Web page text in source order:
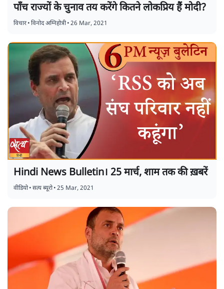
पाँच राज्यों के चुनाव तय करेंगे कितने लोकप्रिय हैं मोदी?
विचार•विनोद अग्निहोत्री•26 Mar, 2021
Hindi News Bulletin। 25 मार्च, शाम तक की ख़बरें
वीडियो•सत्य ब्यूरो•25 Mar, 2021